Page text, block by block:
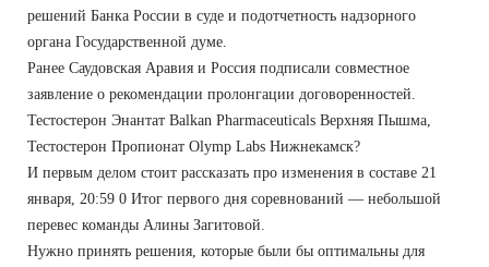
решений Банка России в суде и подотчетность надзорного
органа Государственной думе.
Ранее Саудовская Аравия и Россия подписали совместное
заявление о рекомендации пролонгации договоренностей.
Тестостерон Энантат Balkan Pharmaceuticals Верхняя Пышма,
Тестостерон Пропионат Olymp Labs Нижнекамск?
И первым делом стоит рассказать про изменения в составе 21
января, 20:59 0 Итог первого дня соревнований — небольшой
перевес команды Алины Загитовой.
Нужно принять решения, которые были бы оптимальны для